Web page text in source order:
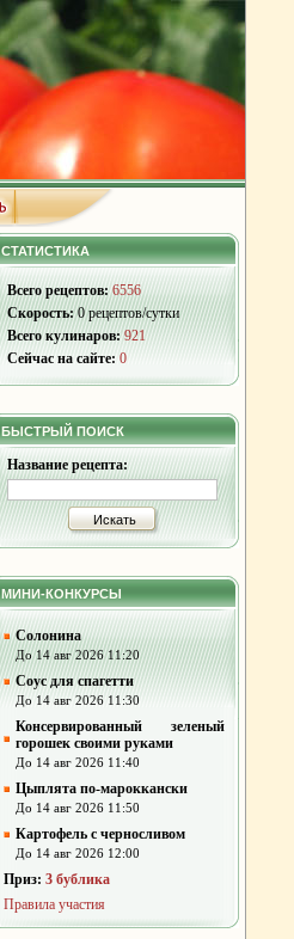
СТАТИСТИКА
Всего рецептов: 6556
Скорость:0 рецептов/сутки
Всего кулинаров: 921
Сейчас на сайте: 0
БЫСТРЫЙ ПОИСК
Название рецепта:
Искать
МИНИ-КОНКУРСЫ
Солонина
До 14 авг 2026 11:20
Соус для спагетти
До 14 авг 2026 11:30
Консервированный зеленый
горошек своими руками
До 14 авг 2026 11:40
Цыплята по-мароккански
До 14 авг 2026 11:50
Картофель с черносливом
До 14 авг 2026 12:00
Приз: 3 бублика
Правила участия